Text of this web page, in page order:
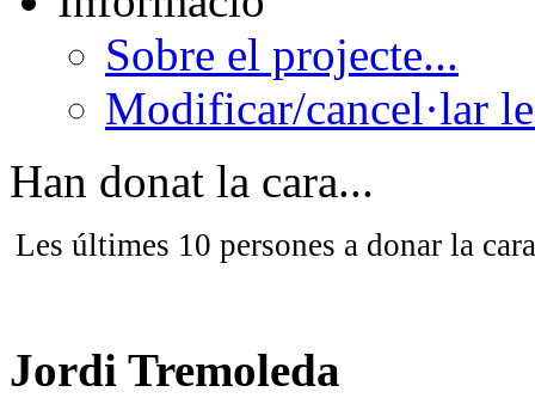
Sobre el projecte...
Modificar/cancel·lar
Han donat la cara...
Les últimes 10 persones a donar la cara
Jordi Tremoleda